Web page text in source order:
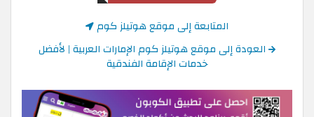
المتابعة إلى موقع هوتيلز كوم
العودة إلى موقع هوتيلز كوم الإمارات العربية | لأفضل
خدمات الإقامة الفندقية